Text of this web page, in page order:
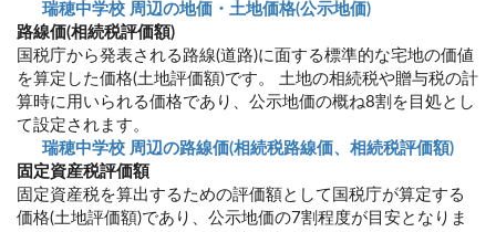
瑞穂中学校 周辺の地価・土地価格(公示地価)
路線価(相続税評価額)
国税庁から発表される路線(道路)に面する標準的な宅地の価値
を算定した価格(土地評価額)です。 土地の相続税や贈与税の計
算時に用いられる価格であり、公示地価の概ね8割を目処とし
て設定されます。
瑞穂中学校 周辺の路線価(相続税路線価、相続税評価額)
固定資産税評価額
固定資産税を算出するための評価額として国税庁が算定する
価格(土地評価額)であり、公示地価の7割程度が目安となりま